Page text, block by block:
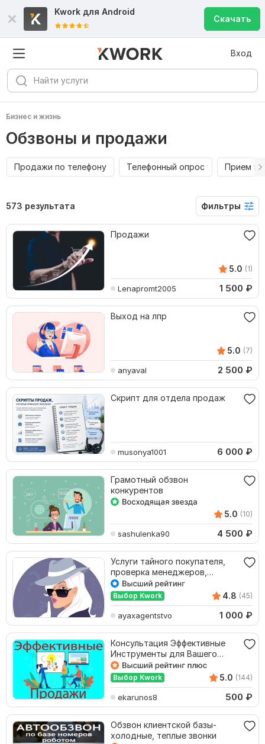
Kwork для Android
Скачать
Вход
Бизнес и жизнь
Обзвоны и продажи
Продажи по телефону Телефонный опрос Прием
573 результата Фильтры
Продажи
5.0 (1)
Lenapromt2005 1 500 ₽
Выход на лпр
5.0 (7)
anyaval 2 500 ₽
Скрипт для отдела продаж
musonya1001 6 000 ₽
Грамотный обзвон
конкурентов
5.0 (10)
sashulenka90 4 500 ₽
Услуги тайного покупателя,
проверка менеджеров,
сотрудников
Выбор Kwork 4.8 (45)
ayaxagentstvo 1 000 ₽
Консультация Эффективные
Инструменты для Вашего
отдела продаж
Выбор Kwork 5.0 (144)
ekarunos8 500 ₽
Обзвон клиентской базы-
холодные, теплые звонки